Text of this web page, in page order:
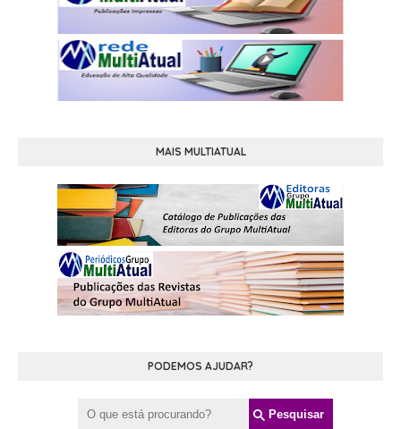
MAIS MULTIATUAL
PODEMOS AJUDAR?